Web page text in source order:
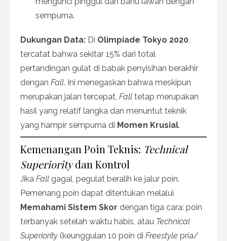
sempurna.
Dukungan Data: Di Olimpiade Tokyo 2020
tercatat bahwa sekitar 15% dari total
pertandingan gulat di babak penyisihan berakhir
dengan Fall. Ini menegaskan bahwa meskipun
merupakan jalan tercepat, Fall tetap merupakan
hasil yang relatif langka dan menuntut teknik
yang hampir sempurna di Momen Krusial.
Kemenangan Poin Teknis: Technical
Superioritydan Kontrol
Jika Fall gagal, pegulat beralih ke jalur poin.
Pemenang poin dapat ditentukan melalui
Memahami Sistem Skor dengan tiga cara: poin
terbanyak setelah waktu habis, atau Technical
Superiority (keunggulan 10 poin di Freestyle pria/